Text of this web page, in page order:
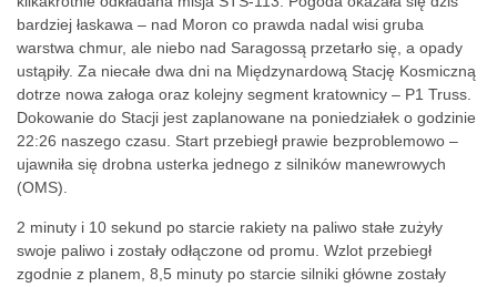
bardziej łaskawa – nad Moron co prawda nadal wisi gruba
warstwa chmur, ale niebo nad Saragossą przetarło się, a opady
ustąpiły. Za niecałe dwa dni na Międzynardową Stację Kosmiczną
dotrze nowa załoga oraz kolejny segment kratownicy – P1 Truss.
Dokowanie do Stacji jest zaplanowane na poniedziałek o godzinie
22:26 naszego czasu. Start przebiegł prawie bezproblemowo –
ujawniła się drobna usterka jednego z silników manewrowych
(OMS).
2 minuty i 10 sekund po starcie rakiety na paliwo stałe zużyły
swoje paliwo i zostały odłączone od promu. Wzlot przebiegł
zgodnie z planem, 8,5 minuty po starcie silniki główne zostały